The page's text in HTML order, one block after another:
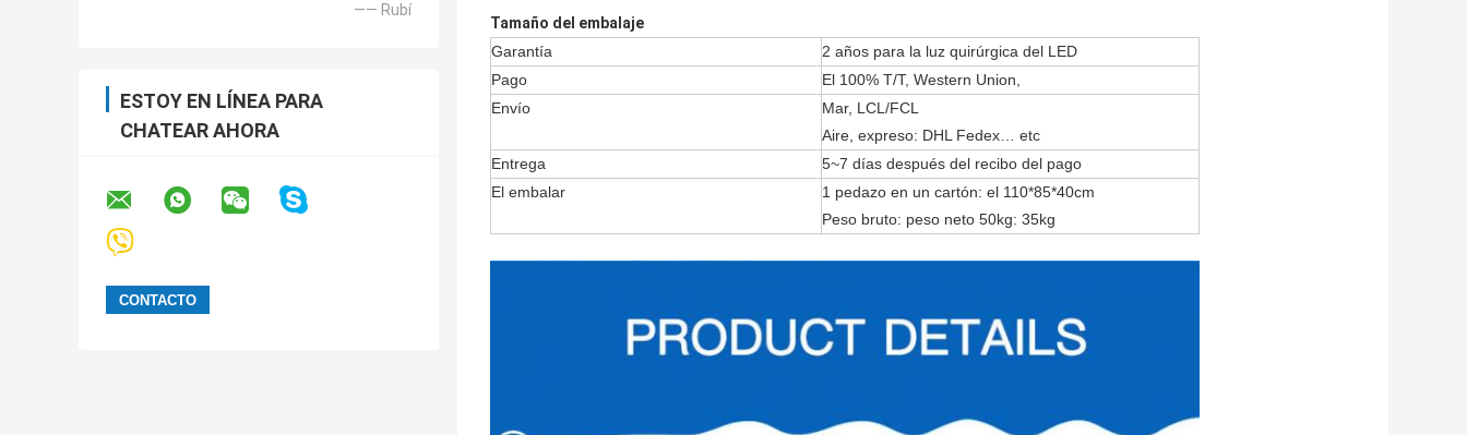
—— Rubí
ESTOY EN LÍNEA PARA
CHATEAR AHORA
Tamaño del embalaje
Garantía
2 años para la luz quirúrgica del LED
Pago
El 100% T/T, Western Union,
Envío
Mar, LCL/FCL
Aire, expreso: DHL Fedex… etc
Entrega
5~7 días después del recibo del pago
El embalar
1 pedazo en un cartón: el 110*85*40cm
Peso bruto: peso neto 50kg: 35kg